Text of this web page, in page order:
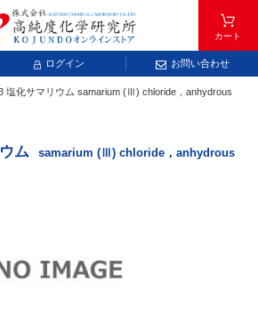
カート
ログイン お問い合わせ
元素記号で検索する
大表示されます。拡大した表から元素記号をタップ
塩化サマリウム samarium (Ⅲ) chloride，anhydrous
ム samarium (Ⅲ) chloride，anhydrous